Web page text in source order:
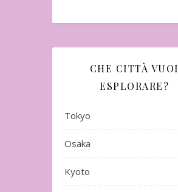
CHE CITTÀ VUOI
ESPLORARE?
Tokyo
Osaka
Kyoto